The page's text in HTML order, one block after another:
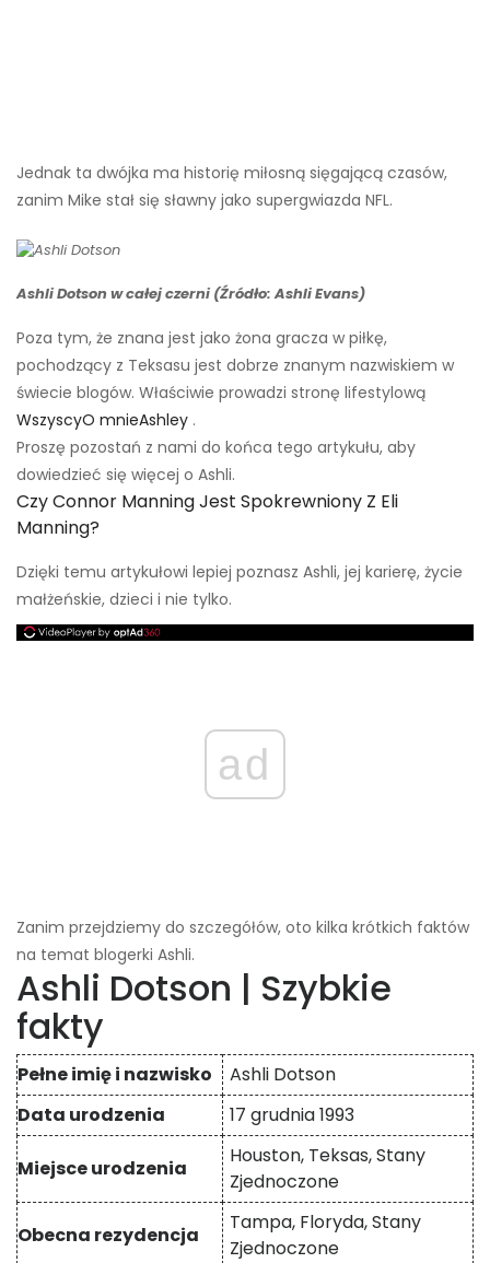
Jednak ta dwójka ma historię miłosną sięgającą czasów,
zanim Mike stał się sławny jako supergwiazda NFL.
Ashli ​​Dotson w całej czerni (Źródło: Ashli ​​Evans)
Poza tym, że znana jest jako żona gracza w piłkę,
pochodzący z Teksasu jest dobrze znanym nazwiskiem w
świecie blogów. Właściwie prowadzi stronę lifestylową
WszyscyO mnieAshley .
Proszę pozostań z nami do końca tego artykułu, aby
dowiedzieć się więcej o Ashli.
Czy Connor Manning Jest Spokrewniony Z Eli
Manning?
Dzięki temu artykułowi lepiej poznasz Ashli, jej karierę, życie
małżeńskie, dzieci i nie tylko.
ad
Zanim przejdziemy do szczegółów, oto kilka krótkich faktów
na temat blogerki Ashli.
Ashli ​​Dotson | Szybkie
fakty
Pełne imię i nazwisko
Ashli ​​Dotson
Data urodzenia
17 grudnia 1993
Miejsce urodzenia
Houston, Teksas, Stany
Zjednoczone
Obecna rezydencja
Tampa, Floryda, Stany
Zjednoczone